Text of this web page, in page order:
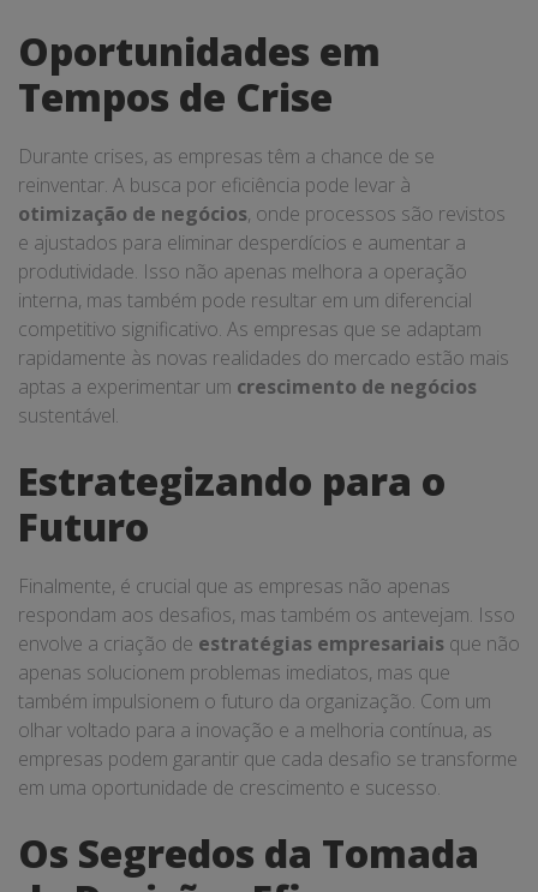
Oportunidades em
Tempos de Crise
Durante crises, as empresas têm a chance de se
reinventar. A busca por eficiência pode levar à
otimização de negócios, onde processos são revistos
e ajustados para eliminar desperdícios e aumentar a
produtividade. Isso não apenas melhora a operação
interna, mas também pode resultar em um diferencial
competitivo significativo. As empresas que se adaptam
rapidamente às novas realidades do mercado estão mais
aptas a experimentar um crescimento de negócios
sustentável.
Estrategizando para o
Futuro
Finalmente, é crucial que as empresas não apenas
respondam aos desafios, mas também os antevejam. Isso
envolve a criação de estratégias empresariais que não
apenas solucionem problemas imediatos, mas que
também impulsionem o futuro da organização. Com um
olhar voltado para a inovação e a melhoria contínua, as
empresas podem garantir que cada desafio se transforme
em uma oportunidade de crescimento e sucesso.
Os Segredos da Tomada